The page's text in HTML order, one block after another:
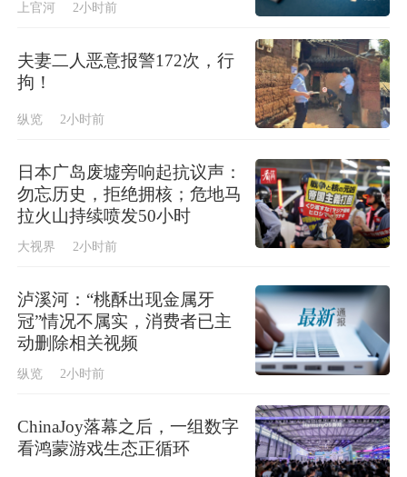
上官河 2小时前
夫妻二人恶意报警172次，行
拘！
纵览 2小时前
日本广岛废墟旁响起抗议声：
勿忘历史，拒绝拥核；危地马
拉火山持续喷发50小时
大视界 2小时前
泸溪河：“桃酥出现金属牙
冠”情况不属实，消费者已主
动删除相关视频
纵览 2小时前
ChinaJoy落幕之后，一组数字
看鸿蒙游戏生态正循环